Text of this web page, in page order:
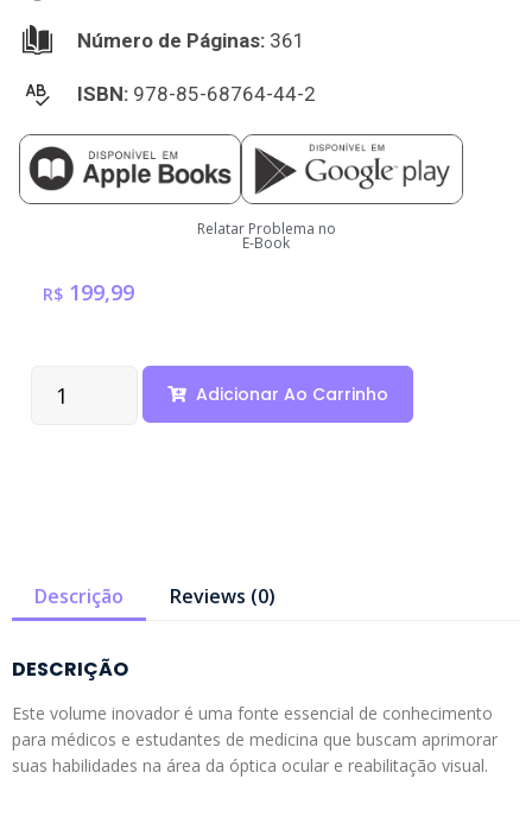
Número de Páginas: 361
ISBN: 978-85-68764-44-2
Relatar Problema no
E-Book
R$ 199,99
Adicionar Ao Carrinho
Descrição Reviews (0)
DESCRIÇÃO
Este volume inovador é uma fonte essencial de conhecimento
para médicos e estudantes de medicina que buscam aprimorar
suas habilidades na área da óptica ocular e reabilitação visual.